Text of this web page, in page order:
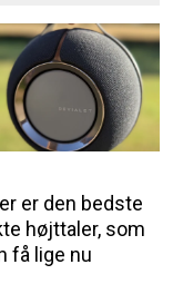
er den bedste
højttaler, som
få lige nu